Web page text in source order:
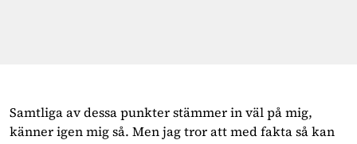
Samtliga av dessa punkter stämmer in väl på mig,
känner igen mig så. Men jag tror att med fakta så kan